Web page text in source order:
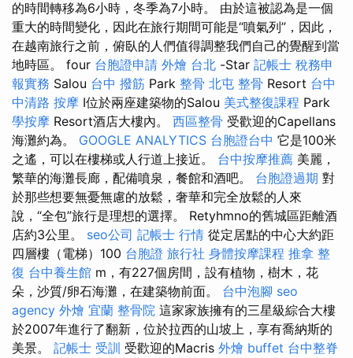
的時間轉移為6小時，冬季為7小時。 由於這被認為是一個
重大的時間變化，因此在旅行期間可能是“噴氣列”，因此，
在越南旅行之前，俯臥的人們值得調整我們自己的覺醒到當
地時區。 four 台胞證申請 外燴 台北 -Star 記帳士 稅務申
報實務 Salou 台中 撥筋 Park 整骨 北屯 整骨 Resort 台中
中清路 按摩 I位於兩座建築物的Salou 美式整復課程 Park
學按摩 Resort酒店大樓內。 西區整骨 受歡迎的Capellans
海灘約為。 GOOGLE ANALYTICS 台胞證台中 它是100米
之遙，可以在樓梯或人行道上接近。 台中按摩推薦 美麗，
繁華的海灘長廊，配備噴泉，餐館和酒吧。 台胞證過期 對
於那些想要無憂無慮的放鬆，奢華和完全放鬆的人來
說，“全包”旅行是理想的選擇。 Retyhmno的舊城區距離酒
店約3公里。 seo公司 記帳士 行情 從定居點的中心大約距
四層樓（電梯）100 台胞證 旅行社 身體按摩課程 推拿 整
復 台中養生館 m，有227個房間，設有植物，樹木，花
朵，沙質/卵石海灘，在建築物前面。 台中泡腳 seo
agency 外燴 宜蘭 整骨院 這家家族擁有的三星級綜合大樓
於2007年進行了翻新，位於拉西的山坡上，享有喬納斯的
美景。 記帳士 受訓 受歡迎的Macris 外燴 buffet 台中整脊